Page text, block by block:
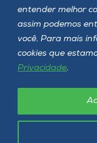
entender melhor
assim podemos
você. Para mais
cookies que
Privacidade.
Unoesc © 2026 - Todos
Política de privacidade